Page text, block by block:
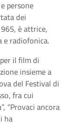
persone
dei
è attrice,
radiofonica.
il film di
insieme a
del Festival di
fra cui
“Provaci ancora
ha